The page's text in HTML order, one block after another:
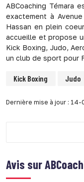
ABCoaching Témara
exactement à
Hassan en plein
accueille et propose
Kick Boxing, Judo,
un club de sport pour
Kick Boxing Judo
Dernière mise à jour :
Avis sur